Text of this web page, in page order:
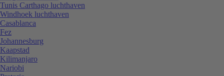
Tunis Carthago luchthaven
Windhoek luchthaven
Casablanca
Fez
Johannesburg
Kaapstad
Kilimanjaro
Nariobi